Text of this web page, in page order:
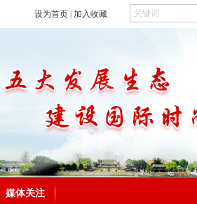
设为首页 加入收藏
媒体关注